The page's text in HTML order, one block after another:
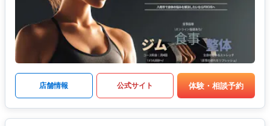
店舗情報 公式サイト 体験・相談予約